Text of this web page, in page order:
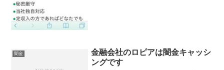
闇金
金融会社のロピアは闇金キャッシ
ングです